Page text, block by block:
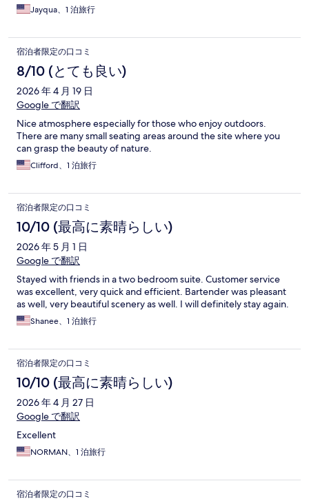
Jayqua、1 泊旅行
宿泊者限定の口コミ
8/10 (とても良い)
2026 年 4 月 19 日
Google で翻訳
Nice atmosphere especially for those who enjoy outdoors.
There are many small seating areas around the site where you
can grasp the beauty of nature.
Clifford、1 泊旅行
宿泊者限定の口コミ
10/10 (最高に素晴らしい)
2026 年 5 月 1 日
Google で翻訳
Stayed with friends in a two bedroom suite. Customer service
was excellent, very quick and efficient. Bartender was pleasant
as well, very beautiful scenery as well. I will definitely stay again.
Shanee、1 泊旅行
宿泊者限定の口コミ
10/10 (最高に素晴らしい)
2026 年 4 月 27 日
Google で翻訳
Excellent
NORMAN、1 泊旅行
宿泊者限定の口コミ